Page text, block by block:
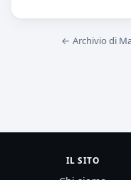
← Archivio di
IL SITO